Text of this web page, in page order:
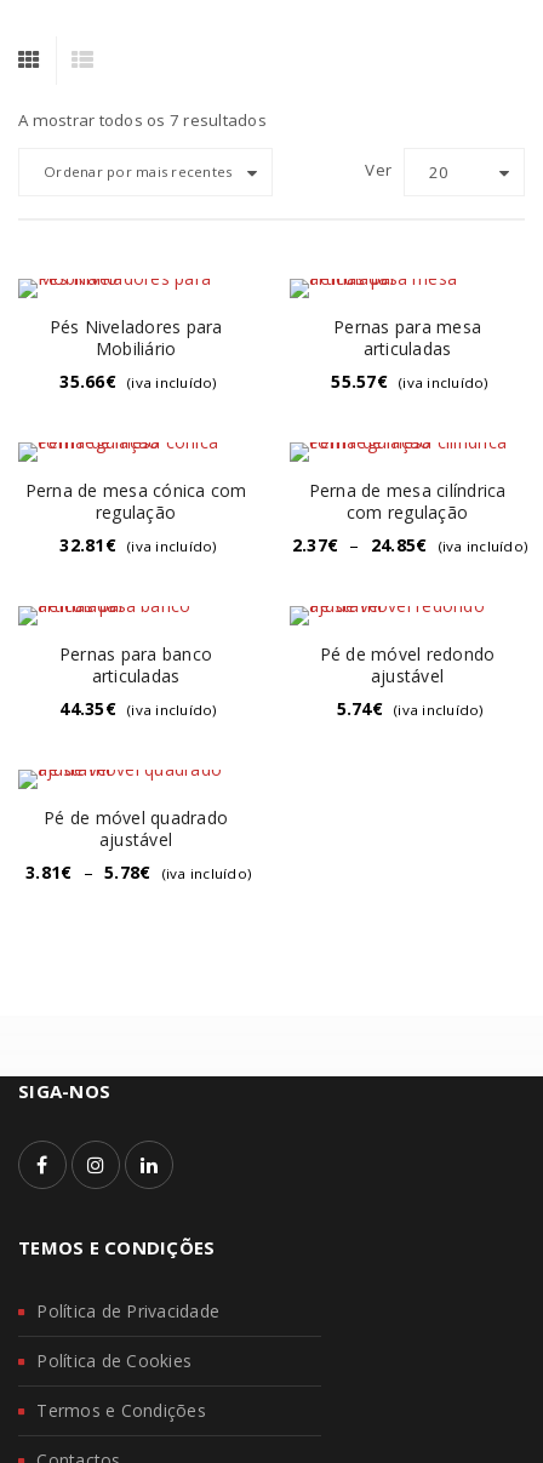
A mostrar todos os 7 resultados
Ordenar por mais recentes Ver 20
Pés Niveladores para
Mobiliário
35.66€ (iva incluído)
Pernas para mesa
articuladas
55.57€ (iva incluído)
Perna de mesa cónica com
regulação
32.81€ (iva incluído)
Perna de mesa cilíndrica
com regulação
2.37€ – 24.85€ (iva incluído)
Pernas para banco
articuladas
44.35€ (iva incluído)
Pé de móvel redondo
ajustável
5.74€ (iva incluído)
Pé de móvel quadrado
ajustável
3.81€ – 5.78€ (iva incluído)
SIGA-NOS
TEMOS E CONDIÇÕES
Política de Privacidade
Política de Cookies
Termos e Condições